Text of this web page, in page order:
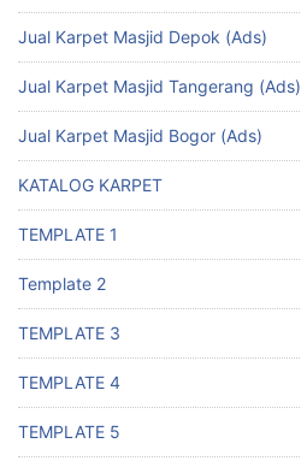
Jual Karpet Masjid Depok (Ads)
Jual Karpet Masjid Tangerang (Ads)
Jual Karpet Masjid Bogor (Ads)
KATALOG KARPET
TEMPLATE 1
Template 2
TEMPLATE 3
TEMPLATE 4
TEMPLATE 5